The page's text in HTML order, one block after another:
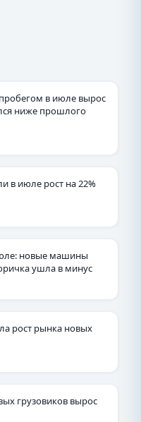
в июле вырос
ниже прошлого
в июле рост на 22%
новые машины
ушла в минус
рост рынка новых
грузовиков вырос